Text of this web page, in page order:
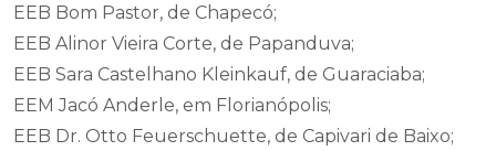
EEB Bom Pastor, de Chapecó;
EEB Alinor Vieira Corte, de Papanduva;
EEB Sara Castelhano Kleinkauf, de Guaraciaba;
EEM Jacó Anderle, em Florianópolis;
EEB Dr. Otto Feuerschuette, de Capivari de Baixo;